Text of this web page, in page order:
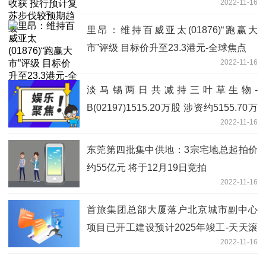
2022-11-16
里昂：维持百威亚太(01876)“跑赢大
市”评级 目标价升至23.3港元-全球焦点
2022-11-16
淡马锡两日共减持三叶草生物-
B(02197)1515.20万股 涉资约5155.70万
2022-11-16
东莞第四批集中供地：3宗宅地总起拍价
约55亿元 将于12月19日竞拍
2022-11-16
首旅集团总部大厦落户北京城市副中心
项目已开工建设预计2025年竣工-天天滚
2022-11-16